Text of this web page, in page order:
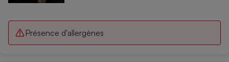
Présence d'allergènes